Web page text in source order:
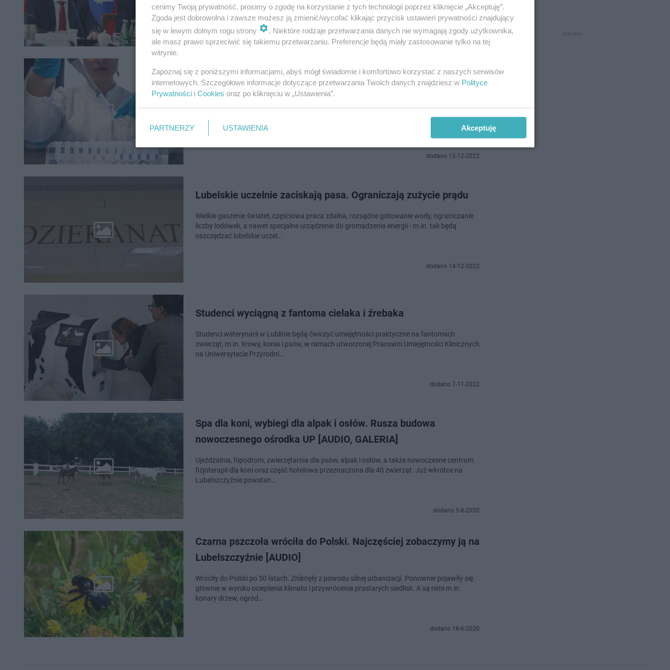
Uniwersytet Przyrodniczy.…
dodano 16-12-2022
Miliony na badania. Lubelscy naukowcy i naukowczynie z
grantami na działania
pieniądze na badania. Wezmą pod lupę grzyby, pomidory i polskich pisarzy w Chicago.
dodano 15-12-2022
Lubelskie uczelnie zaciskają pasa. Ograniczają zużycie prądu
Wielkie gaszenie świateł, częściowa praca zdalna, rozsądne gotowanie wody, ograniczanie
liczby lodówek, a nawet specjalne urządzenie do gromadzenia energii - m.in. tak będą
oszczędzać lubelskie uczel…
dodano 14-12-2022
Studenci wyciągną z fantoma cielaka i źrebaka
Studenci weterynarii w Lublinie będą ćwiczyć umiejętności praktyczne na fantomach
zwierząt, m.in. krowy, konia i psów, w ramach utworzonej Pracowni Umiejętności Klinicznych
na Uniwersytecie Przyrodni…
dodano 7-11-2022
Spa dla koni, wybiegi dla alpak i osłów. Rusza budowa
nowoczesnego ośrodka UP [AUDIO, GALERIA]
​Ujeżdżalnia, hipodrom, zwierzętarnia dla psów, alpak i osłów, a także nowoczesne centrum
fizjoterapii dla koni oraz część hotelowa przeznaczona dla 40 zwierząt. Już wkrótce na
Lubelszczyźnie powstan…
dodano 5-8-2020
Czarna pszczoła wróciła do Polski. Najczęściej zobaczymy ją na
Lubelszczyźnie [AUDIO]
Wróciły do Polski po 50 latach. Zniknęły z powodu silnej urbanizacji. Ponownie pojawiły się
głównie w wyniku ocieplenia klimatu i przywrócenia prastarych siedlisk. A są nimi m.in.
konary drzew, ogród…
dodano 18-6-2020
cenimy Twoją prywatność, prosimy o zgodę na korzystanie z tych technologii poprzez kliknięcie „Akceptuję”.
Zgoda jest dobrowolna i zawsze możesz ją zmienić/wycofać klikając przycisk ustawień prywatności znajdujący
się w lewym dolnym rogu strony
. Niektóre rodzaje przetwarzania danych nie wymagają zgody użytkownika,
ale masz prawo sprzeciwić się takiemu przetwarzaniu. Preferencje będą miały zastosowanie tylko na tej
witrynie.
Zapoznaj się z poniższymi informacjami, abyś mógł świadomie i komfortowo korzystać z naszych serwisów
internetowych. Szczegółowe informacje dotyczące przetwarzania Twoich danych znajdziesz w Polityce
Prywatności i Cookies oraz po kliknięciu w „Ustawienia”.
PARTNERZY USTAWIENIA Akceptuję